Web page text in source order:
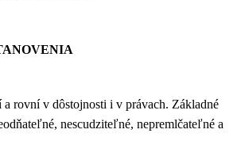
a rovní v dôstojnosti i v právach. Základné
nescudziteľné, nepremlčateľné a